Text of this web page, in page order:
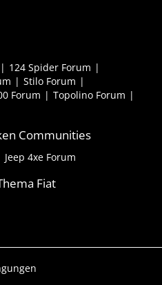
124 Spider Forum
Stilo Forum
Forum
Topolino Forum
Communities
Jeep 4xe Forum
Fiat